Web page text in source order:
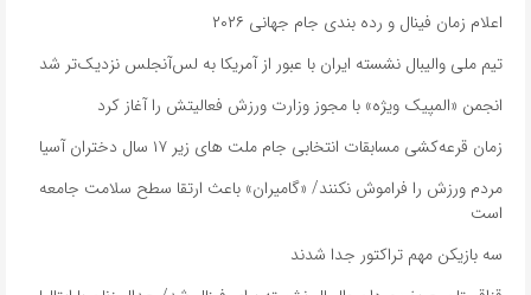
اعلام زمان فینال و رده بندی جام جهانی ۲۰۲۶
تیم ملی والیبال نشسته ایران با عبور از آمریکا به لس‌آنجلس نزدیک‌تر شد
انجمن «المپیک ویژه» با مجوز وزارت ورزش فعالیتش را آغاز کرد
زمان قرعه‌کشی مسابقات انتخابی جام ملت های زیر ۱۷ سال دختران آسیا
مردم ورزش را فراموش نکنند/ «گامیران» باعث ارتقا سطح سلامت جامعه
است
سه بازیکن مهم تراکتور جدا شدند